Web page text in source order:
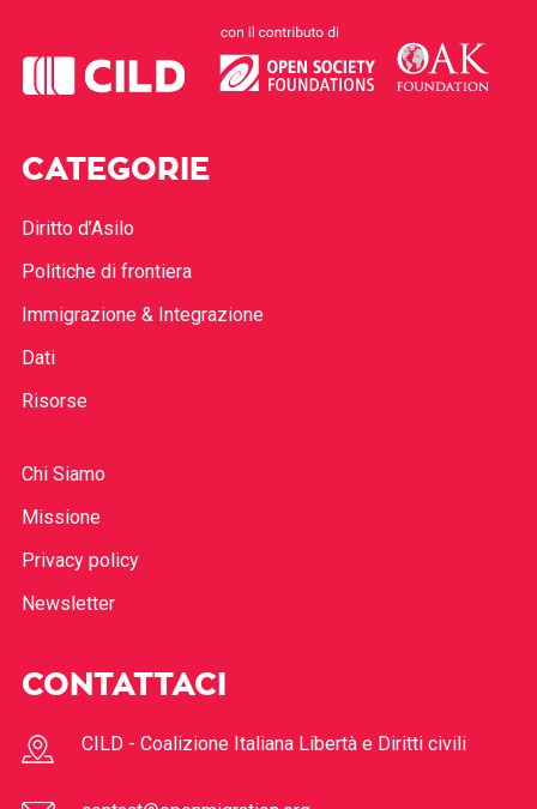
CATEGORIE
Diritto d’Asilo
Politiche di frontiera
Immigrazione & Integrazione
Dati
Risorse
Chi Siamo
Missione
Privacy policy
Newsletter
CONTATTACI
CILD - Coalizione Italiana Libertà e Diritti civili